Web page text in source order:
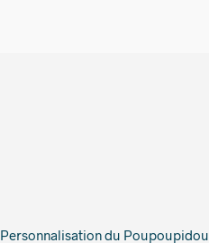
Personnalisation du Poupoupidou